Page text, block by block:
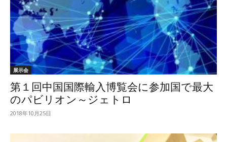
展示会
第１回中国国際輸入博覧会に参加国で最大
のパビリオン～ジェトロ
2018年10月25日